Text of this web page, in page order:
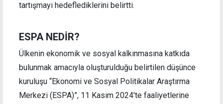
tartışmayı hedeflediklerini belirtti.
ESPA NEDİR?
Ülkenin ekonomik ve sosyal kalkınmasına katkıda
bulunmak amacıyla oluşturulduğu belirtilen düşünce
kuruluşu “Ekonomi ve Sosyal Politikalar Araştırma
Merkezi (ESPA)”, 11 Kasım 2024'te faaliyetlerine